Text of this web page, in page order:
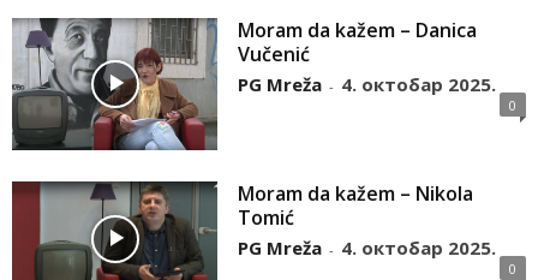
Moram da kažem – Danica
Vučenić
PG Mreža - 4. октобар 2025.
0
Moram da kažem – Nikola
Tomić
PG Mreža - 4. октобар 2025.
0